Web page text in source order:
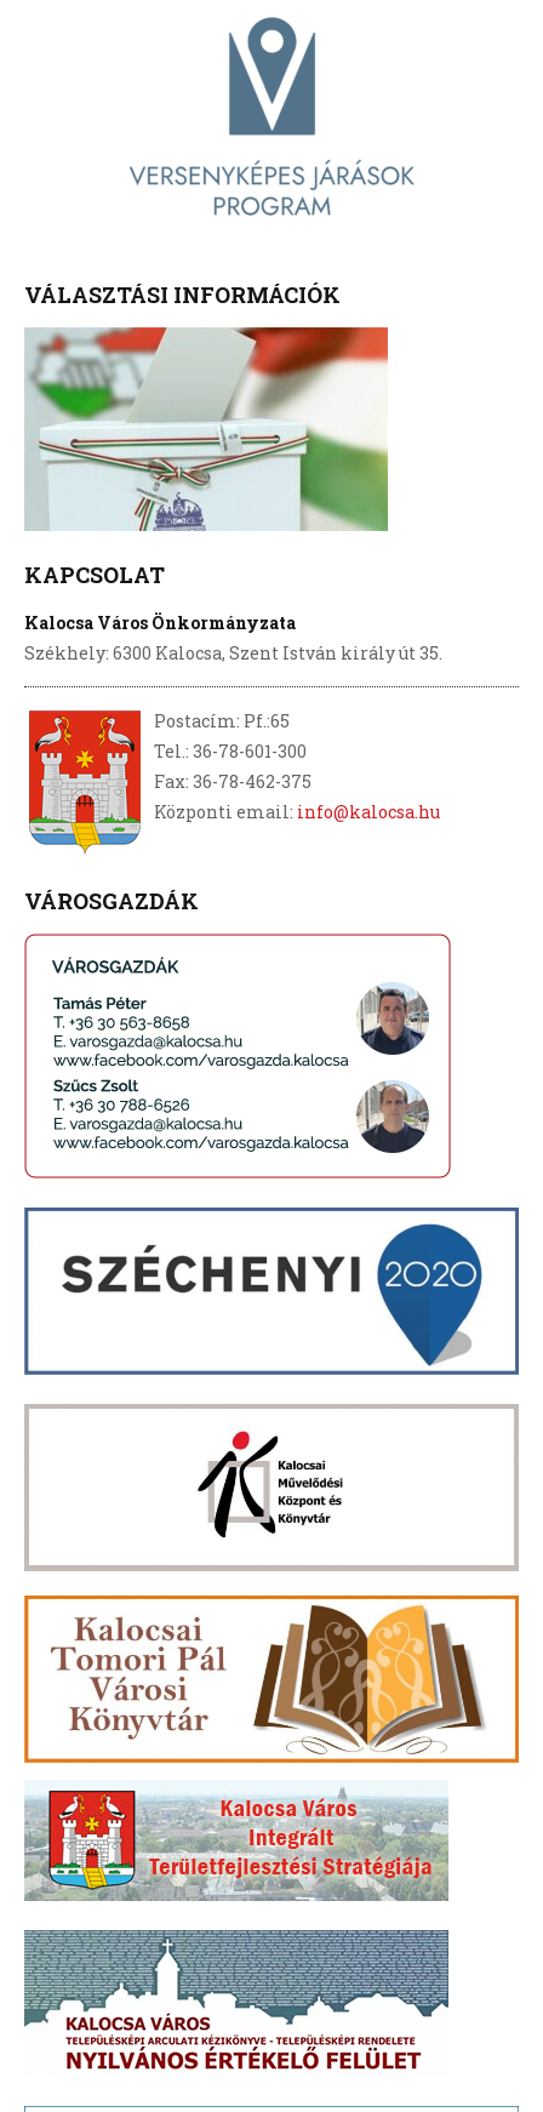
VÁLASZTÁSI INFORMÁCIÓK
KAPCSOLAT
Kalocsa Város Önkormányzata
Székhely: 6300 Kalocsa, Szent István király út 35.
Postacím: Pf.:65
Tel.: 36-78-601-300
Fax: 36-78-462-375
Központi email: info@kalocsa.hu
VÁROSGAZDÁK